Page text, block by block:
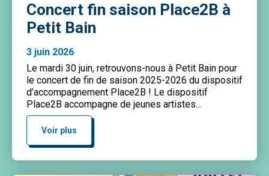
Concert fin saison Place2B à
Petit Bain
3 juin 2026
Le mardi 30 juin, retrouvons-nous à Petit Bain pour
le concert de fin de saison 2025-2026 du dispositif
d’accompagnement Place2B ! Le dispositif
Place2B accompagne de jeunes artistes
émergent·es dans le développement de leur projet
musical. Mené en partenariat avec Petit Bain et le
RIF, il propose tout au long de l’année un parcours
Voir plus